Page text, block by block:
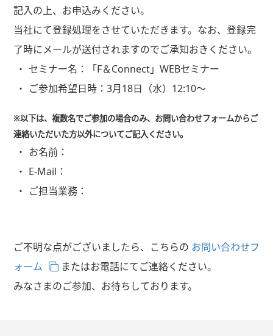
記入の上、お申込みください。
当社にて登録処理をさせていただきます。なお、登録完
了時にメールが送付されますのでご承知おきください。
セミナー名：
「F＆Connect」WEBセミナー
ご参加希望日時： 3月18日（水）12:10～
※以下は、複数名でご参加の場合のみ、お問い合わせフォームからご
連絡いただいた方以外についてご記入ください。
お名前：
E-Mail：
ご担当業務：
ご不明な点がございましたら、こちらの お問い合わせフ
ォーム
またはお電話にてご連絡ください。
みなさまのご参加、お待ちしております。